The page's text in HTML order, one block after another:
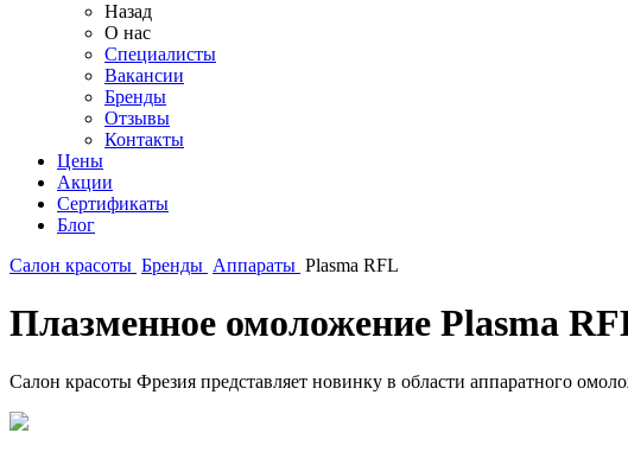
Назад
О нас
Специалисты
Вакансии
Бренды
Отзывы
Контакты
Цены
Акции
Сертификаты
Блог
Салон красоты Бренды Аппараты Plasma RFL
Плазменное омоложение Plasma
Салон красоты Фрезия представляет новинку в области аппаратного